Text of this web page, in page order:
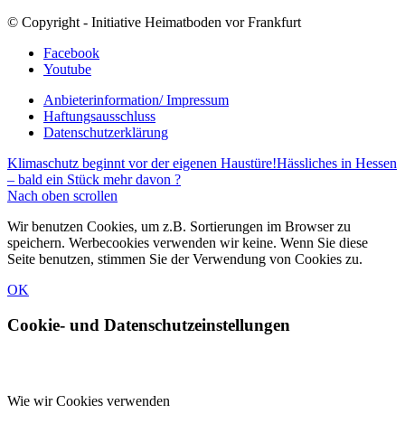
© Copyright - Initiative Heimatboden vor Frankfurt
Facebook
Youtube
Anbieterinformation/ Impressum
Haftungsausschluss
Datenschutzerklärung
Klimaschutz beginnt vor der eigenen Haustüre!Hässliches in Hessen
– bald ein Stück mehr davon ?
Nach oben scrollen
Wir benutzen Cookies, um z.B. Sortierungen im Browser zu
speichern. Werbecookies verwenden wir keine. Wenn Sie diese
Seite benutzen, stimmen Sie der Verwendung von Cookies zu.
OK
Cookie- und Datenschutzeinstellungen
Wie wir Cookies verwenden